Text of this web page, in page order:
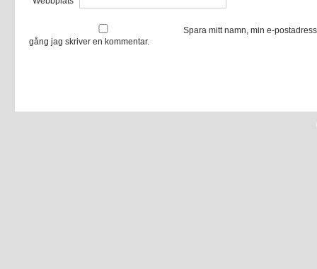
Spara mitt namn, min e-
gång jag skriver en kommentar.